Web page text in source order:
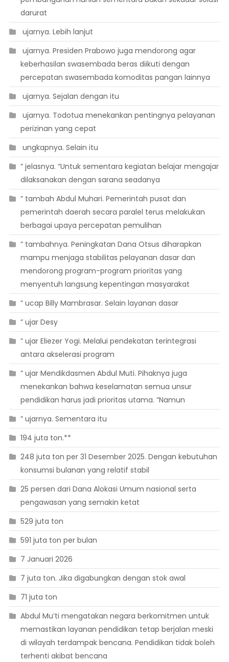
darurat
 ujarnya. Lebih lanjut
 ujarnya. Presiden Prabowo juga mendorong agar
keberhasilan swasembada beras diikuti dengan
percepatan swasembada komoditas pangan lainnya
 ujarnya. Sejalan dengan itu
 ujarnya. Todotua menekankan pentingnya pelayanan
perizinan yang cepat
 ungkapnya. Selain itu
” jelasnya. “Untuk sementara kegiatan belajar mengajar
dilaksanakan dengan sarana seadanya
” tambah Abdul Muhari. Pemerintah pusat dan
pemerintah daerah secara paralel terus melakukan
berbagai upaya percepatan pemulihan
” tambahnya. Peningkatan Dana Otsus diharapkan
mampu menjaga stabilitas pelayanan dasar dan
mendorong program-program prioritas yang
menyentuh langsung kepentingan masyarakat
” ucap Billy Mambrasar. Selain layanan dasar
” ujar Desy
” ujar Eliezer Yogi. Melalui pendekatan terintegrasi
antara akselerasi program
” ujar Mendikdasmen Abdul Muti. Pihaknya juga
menekankan bahwa keselamatan semua unsur
pendidikan harus jadi prioritas utama. “Namun
” ujarnya. Sementara itu
194 juta ton.**
248 juta ton per 31 Desember 2025. Dengan kebutuhan
konsumsi bulanan yang relatif stabil
25 persen dari Dana Alokasi Umum nasional serta
pengawasan yang semakin ketat
529 juta ton
591 juta ton per bulan
7 Januari 2026
7 juta ton. Jika digabungkan dengan stok awal
71 juta ton
Abdul Mu’ti mengatakan negara berkomitmen untuk
memastikan layanan pendidikan tetap berjalan meski
di wilayah terdampak bencana. Pendidikan tidak boleh
terhenti akibat bencana